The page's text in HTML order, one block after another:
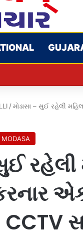
/ મોડાસા – સુઈ રહેલી
MODASA
રહેલી
કરનાર
CCTV